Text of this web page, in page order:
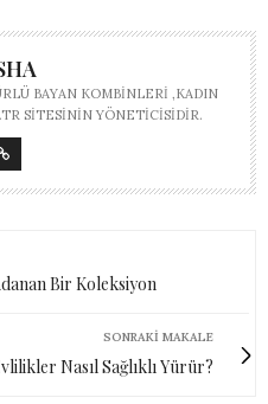
BAYAN KOMBINLERI ,KADIN
SITESININ YÖNETICISIDIR.
Bir Koleksiyon
SONRAKI MAKALE
Nasıl Sağlıklı Yürür?